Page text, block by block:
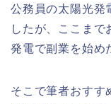
公務員の太陽光発
したが、ここまで
発電で副業を始め
そこで筆者おすす